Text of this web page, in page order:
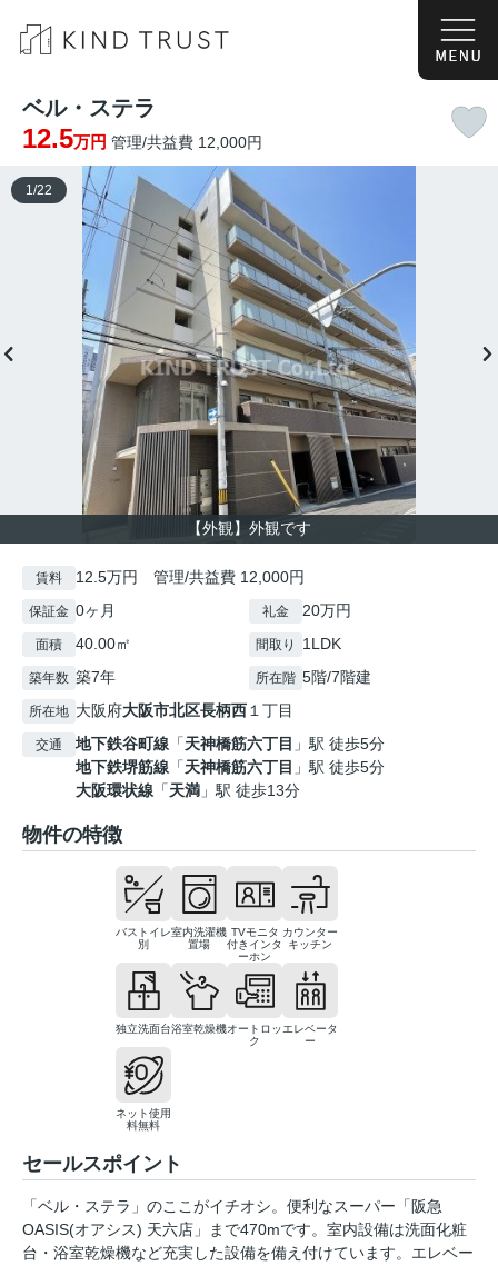
ベル・ステラ
12.5万円 管理/共益費 12,000円
【外観】外観です
1 /22
賃料 12.5万円 管理/共益費 12,000円
保証金 0ヶ月 礼金 20万円
面積 40.00㎡ 間取り 1LDK
築年数 築7年 所在階 5階/7階建
所在地 大阪府大阪市北区長柄西 １丁目
交通 地下鉄谷町線 「天神橋筋六丁目 」駅 徒歩5分
地下鉄堺筋線 「天神橋筋六丁目 」駅 徒歩5分
大阪環状線 「天満 」駅 徒歩13分
物件の特徴
バストイレ
別
室内洗濯機
置場
TVモニタ
付きインタ
ーホン
カウンター
キッチン
独立洗面台浴室乾燥機オートロッ
ク
エレベータ
ー
ネット使用
料無料
セールスポイント
「ベル・ステラ」のここがイチオシ。便利なスーパー「阪急
OASIS(オアシス) 天六店」まで470mです。室内設備は洗面化粧
台・浴室乾燥機など充実した設備を備え付けています。エレベー